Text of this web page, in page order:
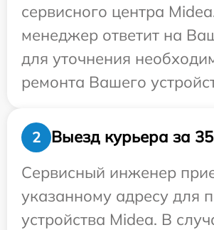
сервисного центра
менеджер ответит на
для уточнения
ремонта Вашего
2
Выезд курьера за
Сервисный инженер
указанному адресу для
устройства Midea. В